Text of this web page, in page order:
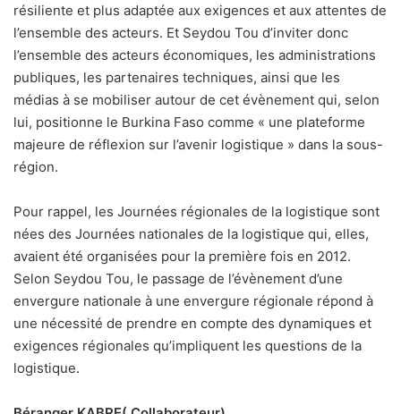
résiliente et plus adaptée aux exigences et aux attentes de
l’ensemble des acteurs. Et Seydou Tou d’inviter donc
l’ensemble des acteurs économiques, les administrations
publiques, les partenaires techniques, ainsi que les
médias à se mobiliser autour de cet évènement qui, selon
lui, positionne le Burkina Faso comme « une plateforme
majeure de réflexion sur l’avenir logistique » dans la sous-
région.
Pour rappel, les Journées régionales de la logistique sont
nées des Journées nationales de la logistique qui, elles,
avaient été organisées pour la première fois en 2012.
Selon Seydou Tou, le passage de l’évènement d’une
envergure nationale à une envergure régionale répond à
une nécessité de prendre en compte des dynamiques et
exigences régionales qu’impliquent les questions de la
logistique.